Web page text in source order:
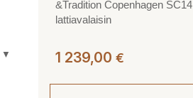
▼
&Tradition Copenhagen SC14
lattiavalaisin
1 239,00 €